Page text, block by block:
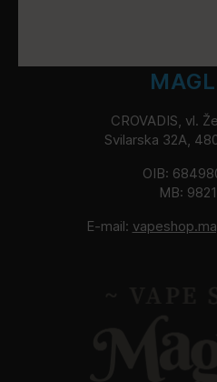
CROVADIS, vl.
Svilarska 32A,
OIB:
MB:
E-mail: